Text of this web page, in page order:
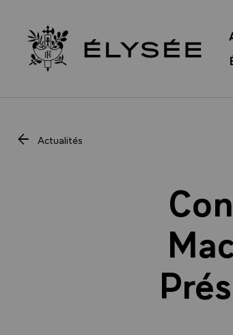
Retour à l’accueil Élysée
Actualités